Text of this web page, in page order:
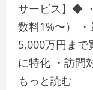
サービス】◆
数料1%〜）
5,000万円まで
に特化 ・訪問
もっと読む